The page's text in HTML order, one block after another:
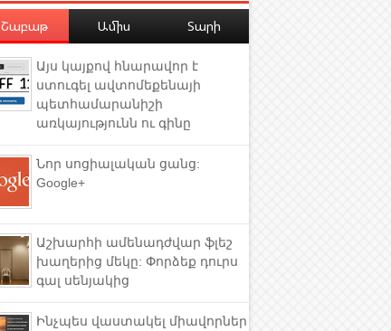
Շաբաթ Ամիս Տարի
Այս կայքով հնարավոր է
ստուգել ավտոմեքենայի
պետհամարանիշի
առկայությունն ու գինը
Նոր սոցիալական ցանց:
Google+
Աշխարհի ամենադժվար ֆլեշ
խաղերից մեկը: Փորձեք դուրս
գալ սենյակից
Ինչպես վաստակել միավորներ